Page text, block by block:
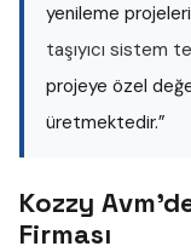
yenileme
taşıyıcı sistem
projeye özel
üretmektedir.”
Kozzy
Firması